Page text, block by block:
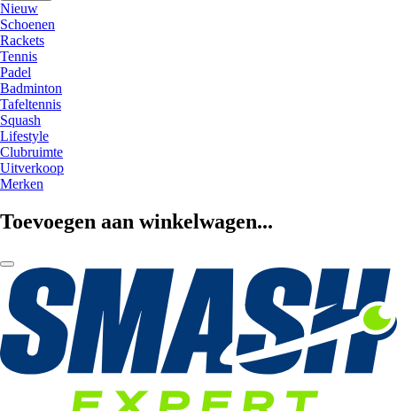
Nieuw
Schoenen
Rackets
Tennis
Padel
Badminton
Tafeltennis
Squash
Lifestyle
Clubruimte
Uitverkoop
Merken
Toevoegen aan winkelwagen...